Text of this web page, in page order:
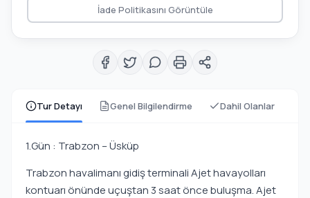
Tur Detayı Genel Bilgilendirme Dahil Olanlar
1.Gün : Trabzon – Üsküp
Trabzon havalimanı gidiş terminali Ajet havayolları
kontuarı önünde uçuştan 3 saat önce buluşma. Ajet
İade Politikasını Görüntüle